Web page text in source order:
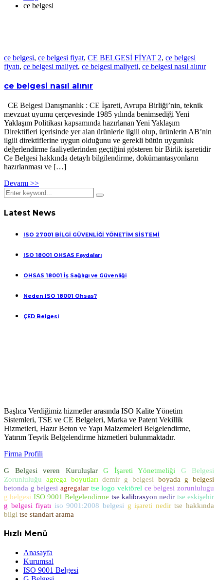
ce belgesi
ce belgesi, ce belgesi fiyat, CE BELGESİ FİYAT 2, ce belgesi
fiyatı, ce belgesi maliyet, ce belgesi maliyeti, ce belgesi nasıl alınır
ce belgesi nasıl alınır
CE Belgesi Danışmanlık : CE İşareti, Avrupa Birliği’nin, teknik
mevzuat uyumu çerçevesinde 1985 yılında benimsediği Yeni
Yaklaşım Politikası kapsamında hazırlanan Yeni Yaklaşım
Direktifleri içerisinde yer alan ürünlerle ilgili olup, ürünlerin AB’nin
ilgili direktiflerine uygun olduğunu ve gerekli bütün uygunluk
değerlendirme faaliyetlerinden geçtiğini gösteren bir Birlik işaretidir
Ce Belgesi hakkında detaylı bilgilendirme, dokümantasyonların
hazırlanması ve […]
Devamı >>
Latest News
ISO 27001 BİLGİ GÜVENLİĞİ YÖNETİM SİSTEMİ
ISO 18001 OHSAS Faydaları
OHSAS 18001 İş Sağlıgı ve Güvenliği
Neden ISO 18001 Ohsas?
ÇED Belgesi
Başlıca Verdiğimiz hizmetler arasında ISO Kalite Yönetim
Sistemleri, TSE ve CE Belgeleri, Marka ve Patent Vekillik
Hizmetleri, Hazır Beton ve Yapı Malzemeleri Belgelendirme,
Yatırım Teşvik Belgelendirme hizmetleri bulunmaktadır.
Firma Profili
G Belgesi veren Kuruluşlar G İşareti Yönetmeliği
G Belgesi
Zorunluluğu
agrega boyutları demir g belgesi
boyada g belgesi
betonda g belgesi agregalar tse logo vektörel ce belgesi zorunlulugu
g belgesi ISO 9001 Belgelendirme tse kalibrasyon nedir tse eskişehir
g belgesi fiyatı iso 9001:2008 belgesi g işareti nedir tse hakkında
bilgi tse standart arama
Hızlı Menü
Anasayfa
Kurumsal
ISO 9001 Belgesi